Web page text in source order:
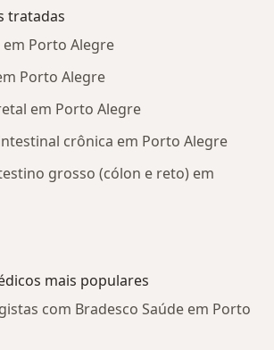
tratadas
Porto Alegre
Porto Alegre
em Porto Alegre
crônica em Porto Alegre
grosso (cólon e reto) em
mais populares
com Bradesco Saúde em Porto